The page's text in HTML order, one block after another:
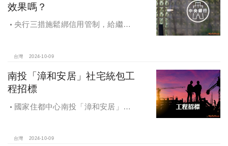
效果嗎？
央行三措施鬆綁信用管制，給繼
台灣 2024-10-09
南投「漳和安居」社宅統包工
程招標
國家住都中心南投「漳和安居」社
台灣 2024-10-09